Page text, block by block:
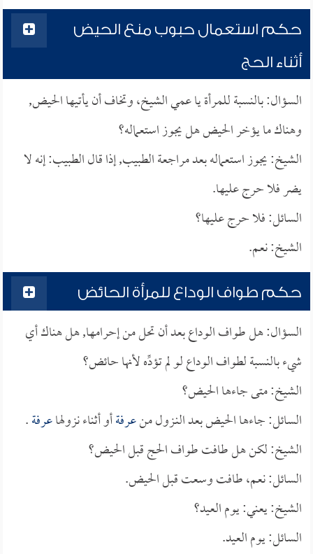
حكم استعمال حبوب منع الحيض
أثناء الحج
السؤال: بالنسبة للمرأة يا عمي الشيخ، وتخاف أن يأتيها الحيض,
وهناك ما يؤخر الحيض هل يجوز استعماله؟
الشيخ: يجوز استعماله بعد مراجعة الطبيب, إذا قال الطبيب: إنه لا
يضر فلا حرج عليها.
السائل: فلا حرج عليها؟
الشيخ: نعم.
حكم طواف الوداع للمرأة الحائض
السؤال: هل طواف الوداع بعد أن تحل من إحرامها, هل هناك أي
شيء بالنسبة لطواف الوداع لو لم تؤدِّه لأنها حائض؟
الشيخ: متى جاءها الحيض؟
السائل: جاءها الحيض بعد النـزول منعرفةأو أثناء نزولهاعرفة.
الشيخ: لكن هل طافت طواف الحج قبل الحيض؟
السائل: نعم، طافت وسعت قبل الحيض.
الشيخ: يعني: يوم العيد؟
السائل: يوم العيد.